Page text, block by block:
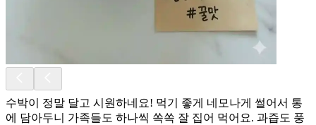
수박이 정말 달고 시원하네요! 먹기 좋게 네모나게 썰어서 통
에 담아두니 가족들도 하나씩 쏙쏙 잘 집어 먹어요. 과즙도 풍